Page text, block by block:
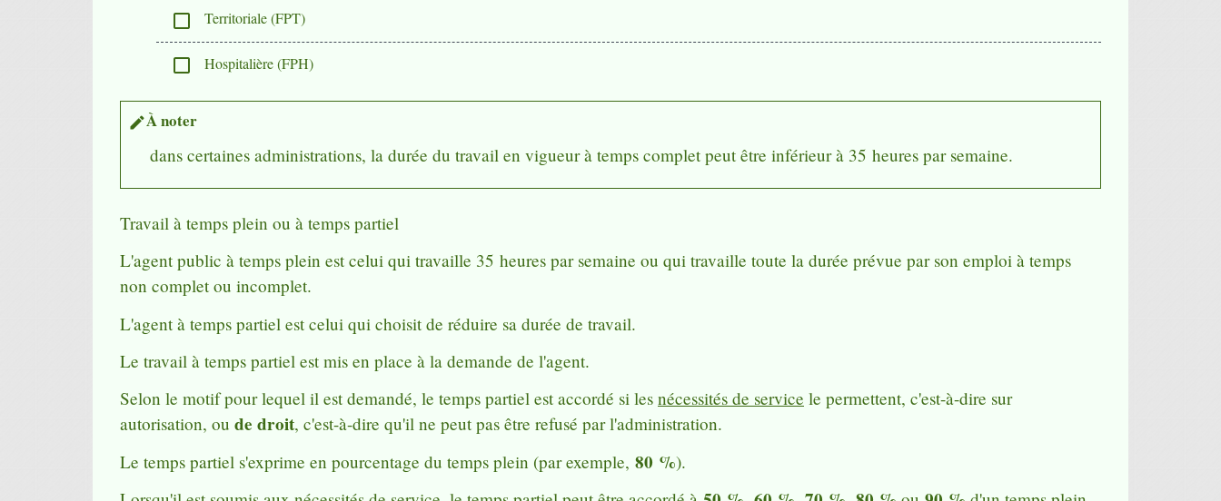
check_box_outline_blank Territoriale (FPT)
check_box_outline_blank Hospitalière (FPH)
editÀ noter
dans certaines administrations, la durée du travail en vigueur à temps complet peut être inférieur à 35 heures par semaine.
Travail à temps plein ou à temps partiel
L'agent public à temps plein est celui qui travaille 35 heures par semaine ou qui travaille toute la durée prévue par son emploi à temps
non complet ou incomplet.
L'agent à temps partiel est celui qui choisit de réduire sa durée de travail.
Le travail à temps partiel est mis en place à la demande de l'agent.
Selon le motif pour lequel il est demandé, le temps partiel est accordé si les nécessités de service le permettent, c'est-à-dire sur
autorisation, ou de droit, c'est-à-dire qu'il ne peut pas être refusé par l'administration.
Le temps partiel s'exprime en pourcentage du temps plein (par exemple, 80 %).